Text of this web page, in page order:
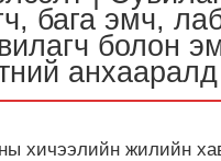
бага эмч,
болон
анхааралд
хичээлийн жилийн